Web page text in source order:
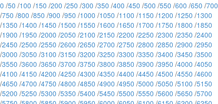
0 /50 /100 /150 /200 /250 /300 /350 /400 /450 /500 /550 /600 /650 /700
/750 /800 /850 /900 /950 /1000 /1050 /1100 /1150 /1200 /1250 /1300
/1350 /1400 /1450 /1500 /1550 /1600 /1650 /1700 /1750 /1800 /1850
/1900 /1950 /2000 /2050 /2100 /2150 /2200 /2250 /2300 /2350 /2400
/2450 /2500 /2550 /2600 /2650 /2700 /2750 /2800 /2850 /2900 /2950
/3000 /3050 /3100 /3150 /3200 /3250 /3300 /3350 /3400 /3450 /3500
/3550 /3600 /3650 /3700 /3750 /3800 /3850 /3900 /3950 /4000 /4050
/4100 /4150 /4200 /4250 /4300 /4350 /4400 /4450 /4500 /4550 /4600
/4650 /4700 /4750 /4800 /4850 /4900 /4950 /5000 /5050 /5100 /5150
/5200 /5250 /5300 /5350 /5400 /5450 /5500 /5550 /5600 /5650 /5700